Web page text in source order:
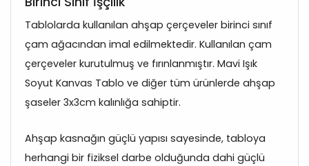
Tablolarda kullanılan ahşap çerçeveler birinci sınıf
çam ağacından imal edilmektedir. Kullanılan çam
çerçeveler kurutulmuş ve fırınlanmıştır. Mavi Işık
Soyut Kanvas Tablo ve diğer tüm ürünlerde ahşap
şaseler 3x3cm kalınlığa sahiptir.
Ahşap kasnağın güçlü yapısı sayesinde, tabloya
herhangi bir fiziksel darbe olduğunda dahi güçlü